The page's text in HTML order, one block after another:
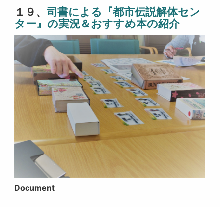
１９、司書による『都市伝説解体セン
ター』の実況＆おすすめ本の紹介
Document